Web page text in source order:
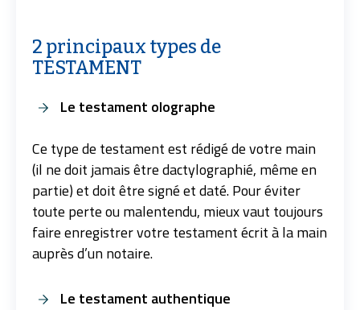
2 principaux types de
TESTAMENT
Le testament olographe
Ce type de testament est rédigé de votre main
(il ne doit jamais être dactylographié, même en
partie) et doit être signé et daté. Pour éviter
toute perte ou malentendu, mieux vaut toujours
faire enregistrer votre testament écrit à la main
auprès d’un notaire.
Le testament authentique